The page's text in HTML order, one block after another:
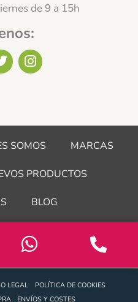
de 9 a 15h
T
w
e
I
n
g
a
SOMOS MARCAS
PRODUCTOS
BLOG
LEGAL
POLÍTICA DE COOKIES
ENVÍOS Y COSTES